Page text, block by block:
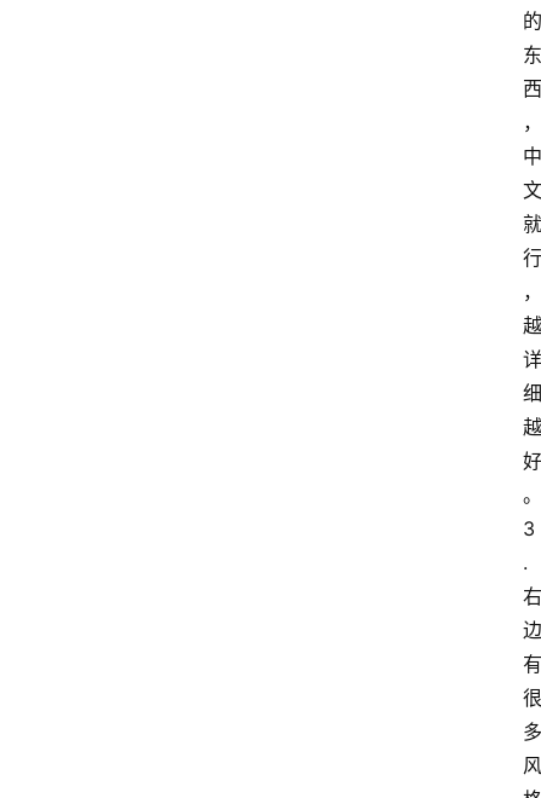
的
东
西
，
中
文
就
行
，
越
详
细
越
好
。
3
.
右
边
有
很
多
风